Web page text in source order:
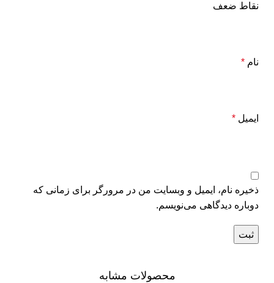
نقاط ضعف
نام *
ایمیل *
ذخیره نام، ایمیل و وبسایت من در مرورگر برای زمانی که
دوباره دیدگاهی می‌نویسم.
محصولات مشابه